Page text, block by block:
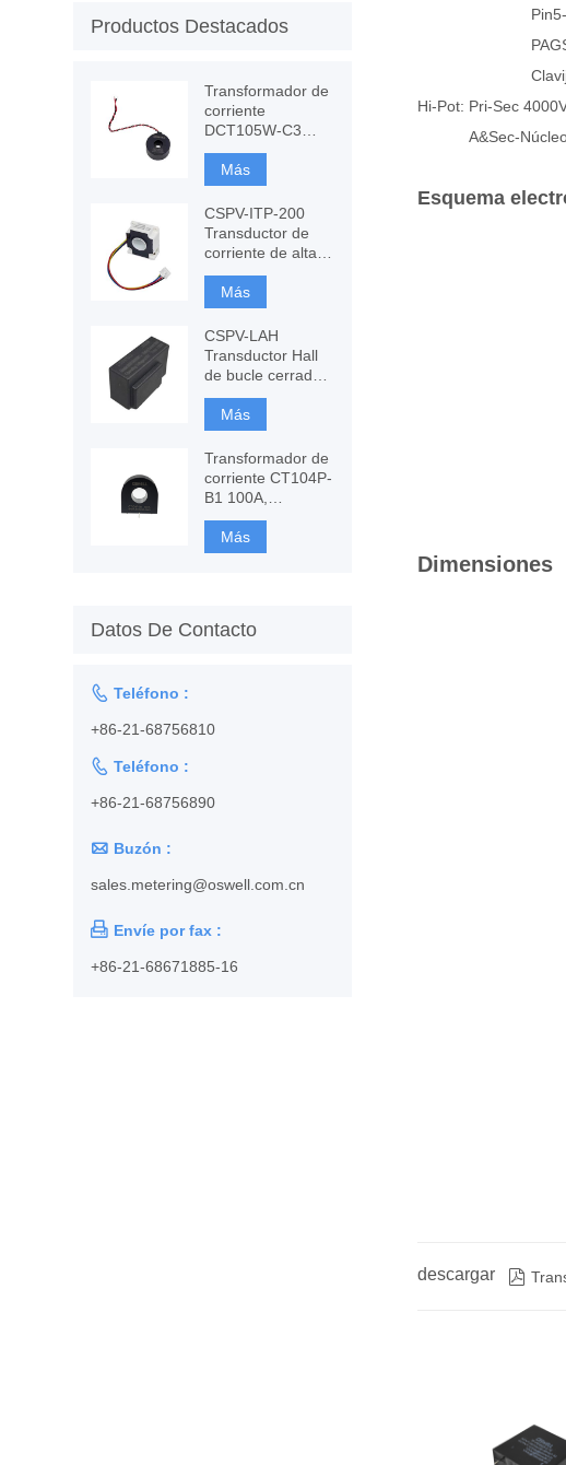
Pin5-6 =
Clavija 9-
Hi-Pot: Pri-Sec
A&Sec-
Esquema
Dimensiones
descargar 
Productos Destacados
Transformador de
corriente
DCT105W-C3
120A con
inmunidad CC,
medición de CT
Más
CSPV-ITP-200
Transductor de
corriente de alta
precisión,
Fluxgate basado
en componentes
Más
CSPV-LAH
Transductor Hall
de bucle cerrado,
medida de CA, CC
Más
Transformador de
corriente CT104P-
B1 100A,
monitoreo y
protección
Más
Datos De Contacto
 Teléfono :
+86-21-68756810
 Teléfono :
+86-21-68756890
 Buzón :
sales.metering@oswell.com.cn
 Envíe por fax :
+86-21-68671885-16